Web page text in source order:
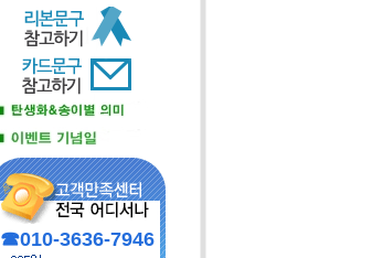
☎010-3636-7946